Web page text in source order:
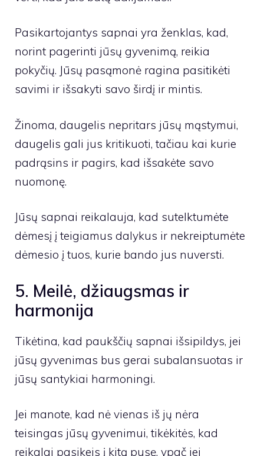
Pasikartojantys sapnai yra ženklas, kad,
norint pagerinti jūsų gyvenimą, reikia
pokyčių. Jūsų pasąmonė ragina pasitikėti
savimi ir išsakyti savo širdį ir mintis.
Žinoma, daugelis nepritars jūsų mąstymui,
daugelis gali jus kritikuoti, tačiau kai kurie
padrąsins ir pagirs, kad išsakėte savo
nuomonę.
Jūsų sapnai reikalauja, kad sutelktumėte
dėmesį į teigiamus dalykus ir nekreiptumėte
dėmesio į tuos, kurie bando jus nuversti.
5. Meilė, džiaugsmas ir
harmonija
Tikėtina, kad paukščių sapnai išsipildys, jei
jūsų gyvenimas bus gerai subalansuotas ir
jūsų santykiai harmoningi.
Jei manote, kad nė vienas iš jų nėra
teisingas jūsų gyvenimui, tikėkitės, kad
reikalai pasikeis į kitą pusę, ypač jei